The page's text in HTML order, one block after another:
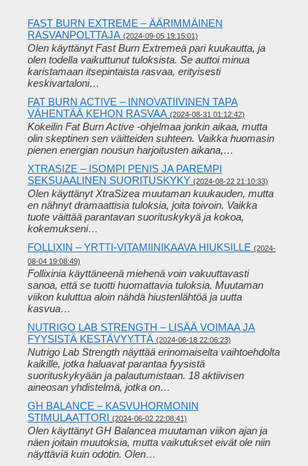
FAST BURN EXTREME – ÄÄRIMMÄINEN
RASVANPOLTTAJA (2024-09-05 19:15:01)
Olen käyttänyt Fast Burn Extremeä pari kuukautta, ja
olen todella vaikuttunut tuloksista. Se auttoi minua
karistamaan itsepintaista rasvaa, erityisesti
keskivartaloni…
FAT BURN ACTIVE – INNOVATIIVINEN TAPA
VÄHENTÄÄ KEHON RASVAA (2024-08-31 01:12:42)
Kokeilin Fat Burn Active -ohjelmaa jonkin aikaa, mutta
olin skeptinen sen väitteiden suhteen. Vaikka huomasin
pienen energian nousun harjoitusten aikana,…
XTRASIZE – ISOMPI PENIS JA PAREMPI
SEKSUAALINEN SUORITUSKYKY (2024-08-22 21:10:33)
Olen käyttänyt XtraSizea muutaman kuukauden, mutta
en nähnyt dramaattisia tuloksia, joita toivoin. Vaikka
tuote väittää parantavan suorituskykyä ja kokoa,
kokemukseni…
FOLLIXIN – YRTTI-VITAMIINIKAAVA HIUKSILLE (2024-
08-04 19:08:49)
Follixinia käyttäneenä miehenä voin vakuuttavasti
sanoa, että se tuotti huomattavia tuloksia. Muutaman
viikon kuluttua aloin nähdä hiustenlähtöä ja uutta
kasvua…
NUTRIGO LAB STRENGTH – LISÄÄ VOIMAA JA
FYYSISTÄ KESTÄVYYTTÄ (2024-06-18 22:06:23)
Nutrigo Lab Strength näyttää erinomaiselta vaihtoehdolta
kaikille, jotka haluavat parantaa fyysistä
suorituskykyään ja palautumistaan. 18 aktiivisen
aineosan yhdistelmä, jotka on…
GH BALANCE – KASVUHORMONIN
STIMULAATTORI (2024-06-02 22:08:41)
Olen käyttänyt GH Balancea muutaman viikon ajan ja
näen joitain muutoksia, mutta vaikutukset eivät ole niin
näyttäviä kuin odotin. Olen…